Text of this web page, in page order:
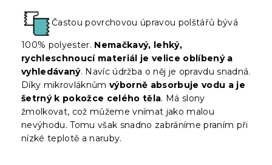
Častou povrchovou úpravou polštářů bývá
100% polyester. Nemačkavý, lehký,
rychleschnoucí materiál je velice oblíbený a
vyhledávaný. Navíc údržba o něj je opravdu snadná.
Díky mikrovláknůmvýborně absorbuje vodu a je
šetrný k pokožce celého těla. Má slony
žmolkovat, což můžeme vnímat jako malou
nevýhodu. Tomu však snadno zabráníme praním při
nízké teplotě a naruby.